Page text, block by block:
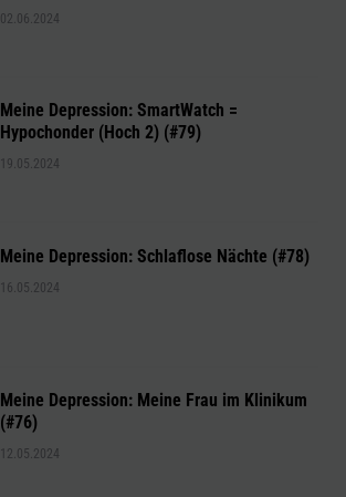
02.06.2024
Meine Depression: SmartWatch =
Hypochonder (Hoch 2) (#79)
19.05.2024
Meine Depression: Schlaflose Nächte (#78)
16.05.2024
Meine Depression: Meine Frau im Klinikum
(#76)
12.05.2024